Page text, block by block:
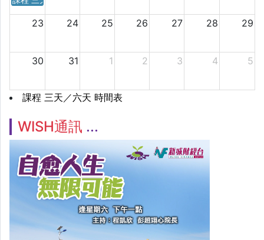
23 24 25 26 27 28 29
30 31 1 2 3 4 5
課程 三天／六天 時間表
WISH通訊